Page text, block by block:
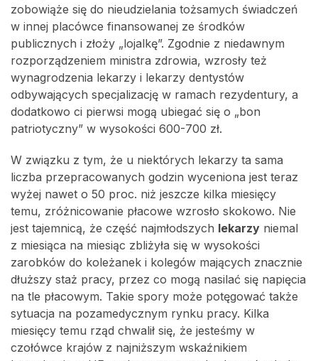
zobowiąże się do nieudzielania tożsamych świadczeń
w innej placówce finansowanej ze środków
publicznych i złoży „lojalkę”. Zgodnie z niedawnym
rozporządzeniem ministra zdrowia, wzrosły też
wynagrodzenia lekarzy i lekarzy dentystów
odbywających specjalizację w ramach rezydentury, a
dodatkowo ci pierwsi mogą ubiegać się o „bon
patriotyczny” w wysokości 600-700 zł.
W związku z tym, że u niektórych lekarzy ta sama
liczba przepracowanych godzin wyceniona jest teraz
wyżej nawet o 50 proc. niż jeszcze kilka miesięcy
temu, zróżnicowanie płacowe wzrosło skokowo. Nie
jest tajemnicą, że część najmłodszych lekarzy niemal
z miesiąca na miesiąc zbliżyła się w wysokości
zarobków do koleżanek i kolegów mających znacznie
dłuższy staż pracy, przez co mogą nasilać się napięcia
na tle płacowym. Takie spory może potęgować także
sytuacja na pozamedycznym rynku pracy. Kilka
miesięcy temu rząd chwalił się, że jesteśmy w
czołówce krajów z najniższym wskaźnikiem